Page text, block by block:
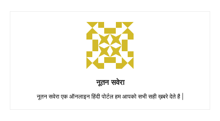
नूतन सवेरा
नूतन सवेरा एक ऑनलाइन हिंदी पोर्टल हम आपको सभी सही ख़बरे देते है |